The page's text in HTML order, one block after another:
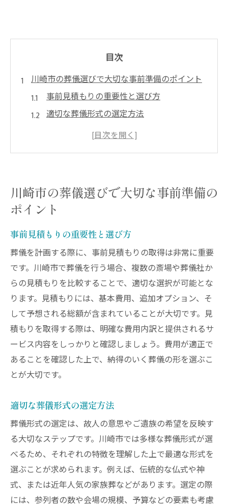
目次
川崎市の葬儀選びで大切な事前準備のポイント
事前見積もりの重要性と選び方
適切な葬儀形式の選定方法
川崎市の葬儀社とのコミュニケーション術
地域特有の風習と注意点
地元密着型の葬儀を川崎市で行うための基礎知
識
川崎市の葬儀文化の歴史
地域に根ざした葬儀社の選び方
地元ならではの葬儀形式とその意味
地元住民が重視する葬儀ポイント
川崎市での葬儀における法的手続き
地元コミュニティとの関わり方
安心して故人を見送るための川崎市での葬儀の
流れ
葬儀当日のスケジュールと進行
川崎市内の葬儀場の特徴と選び方
参列者への配慮と対応
葬儀後の手続きと確認事項
故人を偲ぶための追加プラン
川崎市の斎場選びに迷わないための実用ガイド
斎場の種類と特徴を徹底解説
川崎市の葬儀選びで大切な事前準備の
ポイント
事前見積もりの重要性と選び方
葬儀を計画する際に、事前見積もりの取得は非常に重要
です。川崎市で葬儀を行う場合、複数の斎場や葬儀社か
らの見積もりを比較することで、適切な選択が可能とな
ります。見積もりには、基本費用、追加オプション、そ
して予想される総額が含まれていることが大切です。見
積もりを取得する際は、明確な費用内訳と提供されるサ
ービス内容をしっかりと確認しましょう。費用が適正で
あることを確認した上で、納得のいく葬儀の形を選ぶこ
とが大切です。
適切な葬儀形式の選定方法
葬儀形式の選定は、故人の意思やご遺族の希望を反映す
る大切なステップです。川崎市では多様な葬儀形式が選
べるため、それぞれの特徴を理解した上で最適な形式を
選ぶことが求められます。例えば、伝統的な仏式や神
式、または近年人気の家族葬などがあります。選定の際
には、参列者の数や会場の規模、予算などの要素も考慮